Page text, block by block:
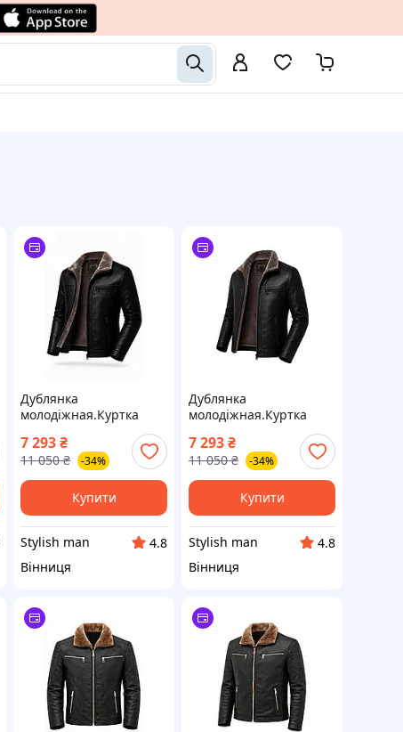
Дублянка
молодіжная.Куртка
зимова з натуральної
шкіри.
7 293₴
11 050 ₴ -34%
Купити
Stylish man
4.8
Вінниця
Дублянка
молодіжная.Куртка
зимова з натуральної
шкіри.
7 293₴
11 050 ₴ -34%
Купити
Stylish man
4.8
Вінниця